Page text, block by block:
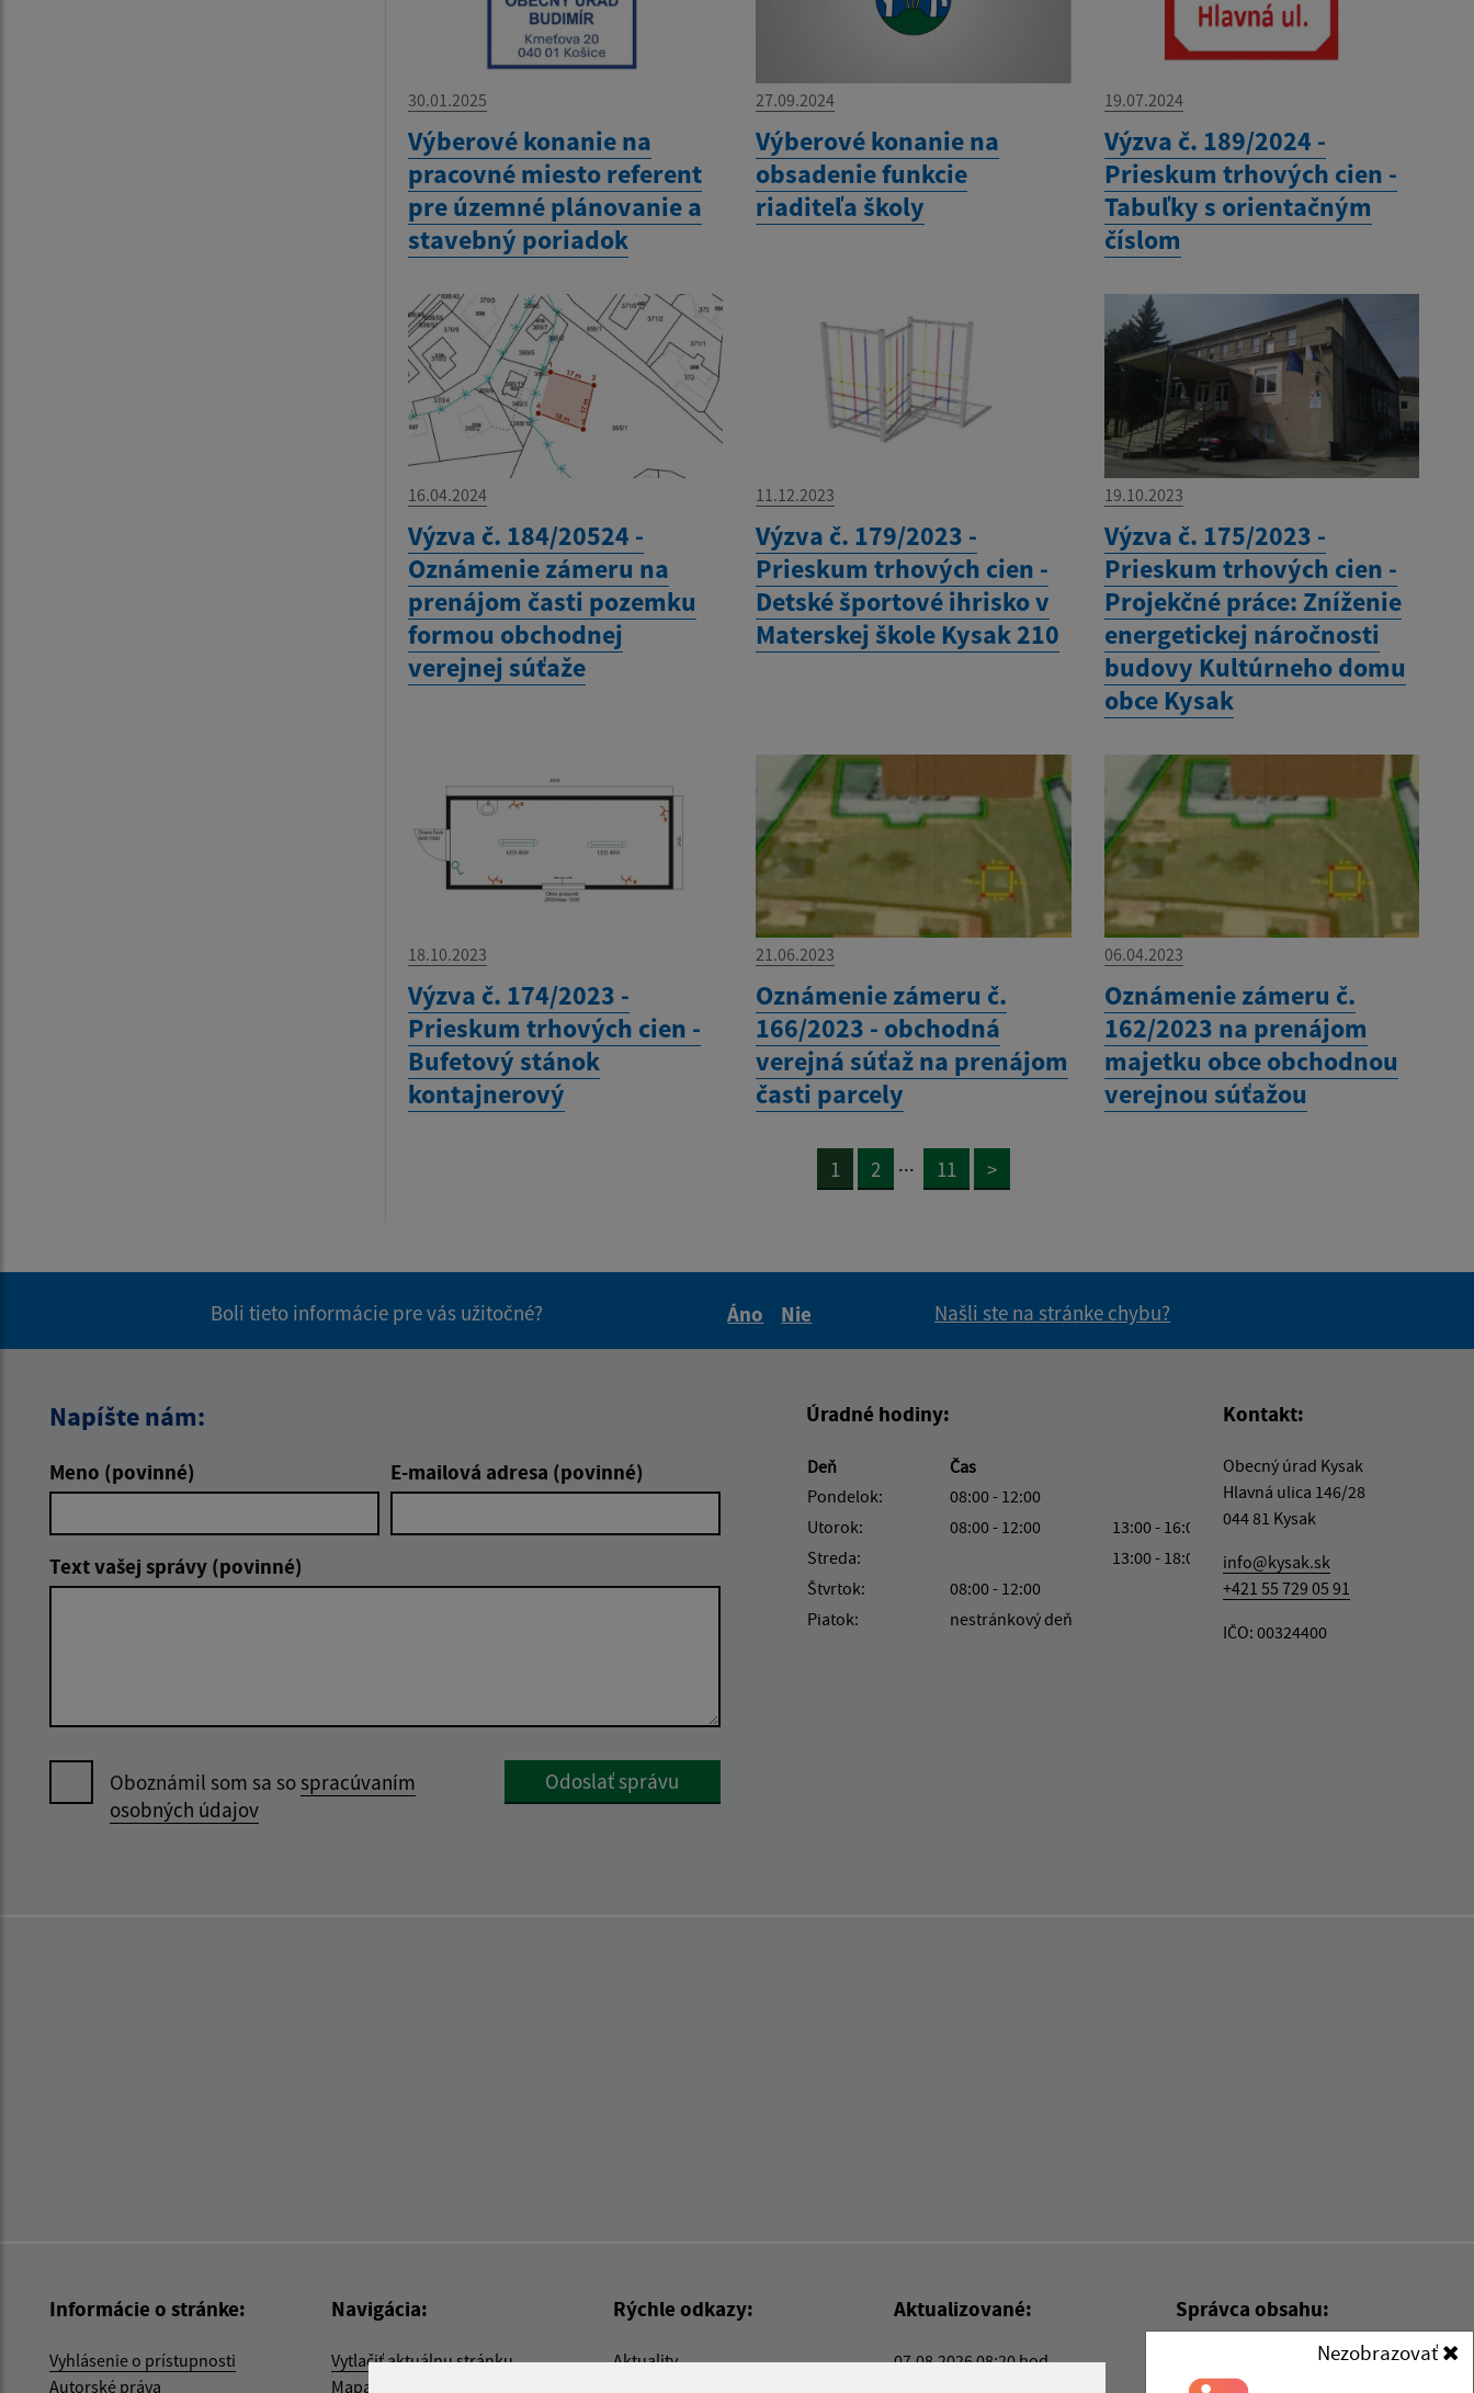
Nezobrazovať
30.01.2025
Výberové konanie na
pracovné miesto referent
pre územné plánovanie a
stavebný poriadok
27.09.2024
Výberové konanie na
obsadenie funkcie
riaditeľa školy
19.07.2024
Výzva č. 189/2024 -
Prieskum trhových cien -
Tabuľky s orientačným
číslom
16.04.2024
Výzva č. 184/20524 -
Oznámenie zámeru na
prenájom časti pozemku
formou obchodnej
verejnej súťaže
11.12.2023
Výzva č. 179/2023 -
Prieskum trhových cien -
Detské športové ihrisko v
Materskej škole Kysak 210
19.10.2023
Výzva č. 175/2023 -
Prieskum trhových cien -
Projekčné práce: Zníženie
energetickej náročnosti
budovy Kultúrneho domu
obce Kysak
18.10.2023
Výzva č. 174/2023 -
Prieskum trhových cien -
Bufetový stánok
kontajnerový
21.06.2023
Oznámenie zámeru č.
166/2023 - obchodná
verejná súťaž na prenájom
časti parcely
06.04.2023
Oznámenie zámeru č.
162/2023 na prenájom
majetku obce obchodnou
verejnou súťažou
1 2 ... 11 >
Boli tieto informácie pre vás užitočné?
Áno
Nie
Našli ste na stránke chybu?
Napíšte nám:
Meno (povinné) E-mailová adresa (povinné)
Text vašej správy (povinné)
Oboznámil som sa sospracúvaním
osobných údajov
Google reCaptcha Response
Odoslať správu
Úradné hodiny:
Deň
Čas
Pondelok:
08:00 - 12:00
Utorok:
08:00 - 12:00
13:00 - 16:00
Streda:
13:00 - 18:00
Štvrtok:
08:00 - 12:00
Piatok:
nestránkový deň
Kontakt:
Obecný úrad Kysak
Hlavná ulica 146/28
044 81 Kysak
info@kysak.sk
+421 55 729 05 91
IČO: 00324400
Informácie o stránke:
Vyhlásenie o prístupnosti
Autorské práva
Navigácia:
Vytlačiť aktuálnu stránku
Mapa stránok
Rýchle odkazy:
Aktuality
Aktualizované:
07.08.2026 08:20 hod.
Správca obsahu:
Správca obsahu je Obec Kysak.
Vytvorené v súlade s